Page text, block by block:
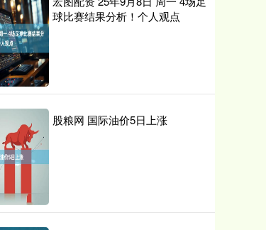
球比赛结果分析！个人观点
股粮网 国际油价5日上涨